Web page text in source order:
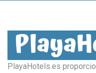
PlayaHotels.es